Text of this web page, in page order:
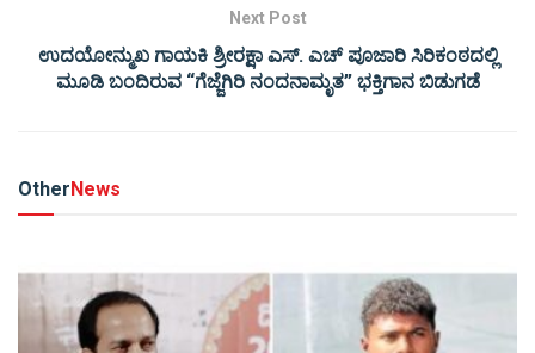
Next Post
ಉದಯೋನ್ಮುಖ ಗಾಯಕಿ ಶ್ರೀರಕ್ಷಾ ಎಸ್. ಎಚ್ ಪೂಜಾರಿ ಸಿರಿಕಂಠದಲ್ಲಿ
ಮೂಡಿ ಬಂದಿರುವ “ಗೆಜ್ಜೆಗಿರಿ ನಂದನಾಮೃತ” ಭಕ್ತಿಗಾನ ಬಿಡುಗಡೆ
OtherNews